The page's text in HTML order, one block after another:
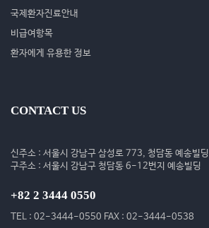
국제환자진료안내
비급여항목
환자에게 유용한 정보
CONTACT US
신주소 : 서울시 강남구 삼성로 773, 청담동 예송빌딩
구주소 : 서울시 강남구 청담동 6-12번지 예송빌딩
+82 2 3444 0550
TEL : 02-3444-0550 FAX : 02-3444-0538